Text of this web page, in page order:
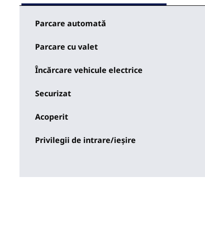
Parcare automată
Parcare cu valet
Încărcare vehicule electrice
Securizat
Acoperit
Privilegii de intrare/ieșire